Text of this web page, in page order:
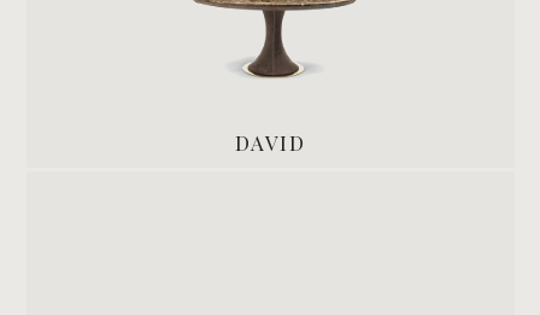
DAVID